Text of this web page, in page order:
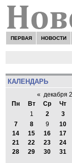
ПЕРВАЯ НОВОСТИ
КАЛЕНДАРЬ
« декабря
Пн
Вт Ср Чт
1
2 3
7
8 9 10
14
15 16 17
21
22 23 24
28
29 30 31